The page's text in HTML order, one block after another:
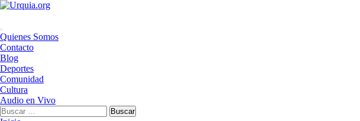
Saltar
Menú
principal
Quienes Somos
Contacto
Blog
Deportes
Comunidad
Cultura
Audio en Vivo
Buscar: